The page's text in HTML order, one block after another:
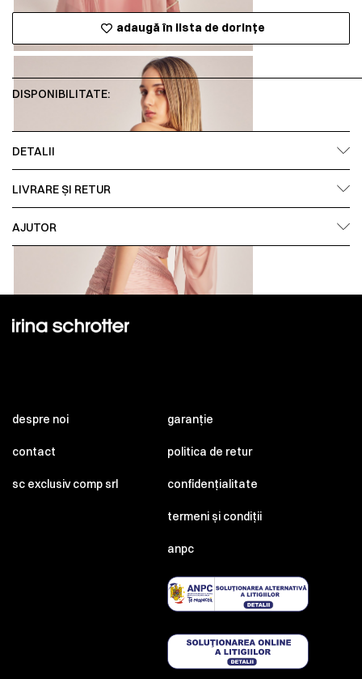
adaugă în lista de dorințe
DISPONIBILITATE:
DETALII
LIVRARE ȘI RETUR
AJUTOR
despre noi
contact
sc exclusiv comp srl
garanție
politica de retur
confidențialitate
termeni și condiții
anpc